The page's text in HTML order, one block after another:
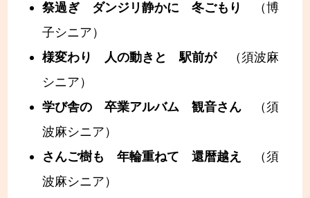
祭過ぎ ダンジリ静かに 冬ごもり
（博
子シニア）
様変わり 人の動きと 駅前が（須波麻
シニア）
学び舎の 卒業アルバム 観音さん（須
波麻シニア）
さんご樹も 年輪重ねて 還暦越え
（須
波麻シニア）